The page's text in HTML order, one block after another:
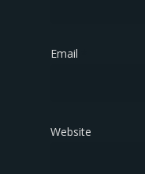
Email
Website